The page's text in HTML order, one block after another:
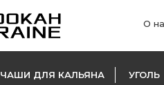
О
ЧАШИ ДЛЯ КАЛЬЯНА УГОЛЬ